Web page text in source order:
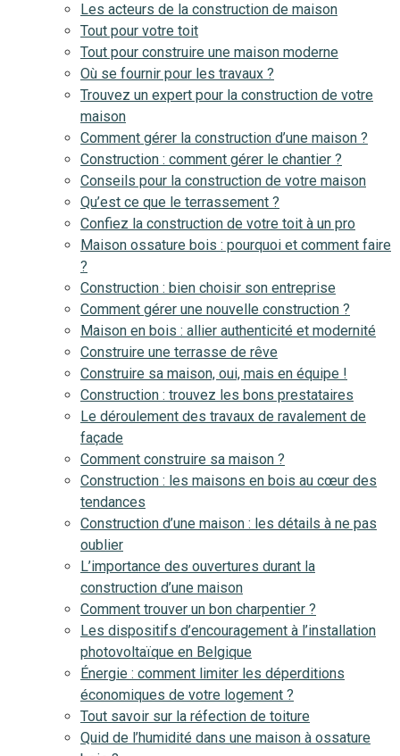
Les acteurs de la construction de maison
Tout pour votre toit
Tout pour construire une maison moderne
Où se fournir pour les travaux ?
Trouvez un expert pour la construction de votre
maison
Comment gérer la construction d’une maison ?
Construction : comment gérer le chantier ?
Conseils pour la construction de votre maison
Qu’est ce que le terrassement ?
Confiez la construction de votre toit à un pro
Maison ossature bois : pourquoi et comment faire
?
Construction : bien choisir son entreprise
Comment gérer une nouvelle construction ?
Maison en bois : allier authenticité et modernité
Construire une terrasse de rêve
Construire sa maison, oui, mais en équipe !
Construction : trouvez les bons prestataires
Le déroulement des travaux de ravalement de
façade
Comment construire sa maison ?
Construction : les maisons en bois au cœur des
tendances
Construction d’une maison : les détails à ne pas
oublier
L’importance des ouvertures durant la
construction d’une maison
Comment trouver un bon charpentier ?
Les dispositifs d’encouragement à l’installation
photovoltaïque en Belgique
Énergie : comment limiter les déperditions
économiques de votre logement ?
Tout savoir sur la réfection de toiture
Quid de l’humidité dans une maison à ossature